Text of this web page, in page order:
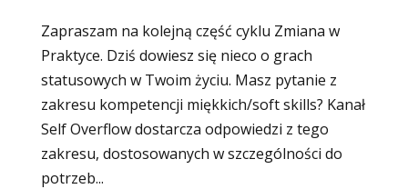
Zapraszam na kolejną część cyklu Zmiana w
Praktyce. Dziś dowiesz się nieco o grach
statusowych w Twoim życiu. Masz pytanie z
zakresu kompetencji miękkich/soft skills? Kanał
Self Overflow dostarcza odpowiedzi z tego
zakresu, dostosowanych w szczególności do
potrzeb...